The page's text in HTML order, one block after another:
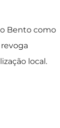
Bento como
local.